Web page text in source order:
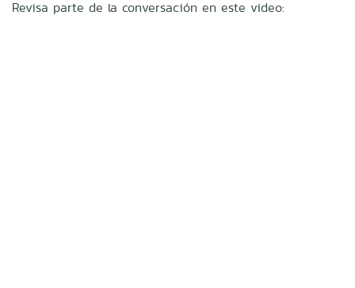
Revisa parte de la conversación en este video: